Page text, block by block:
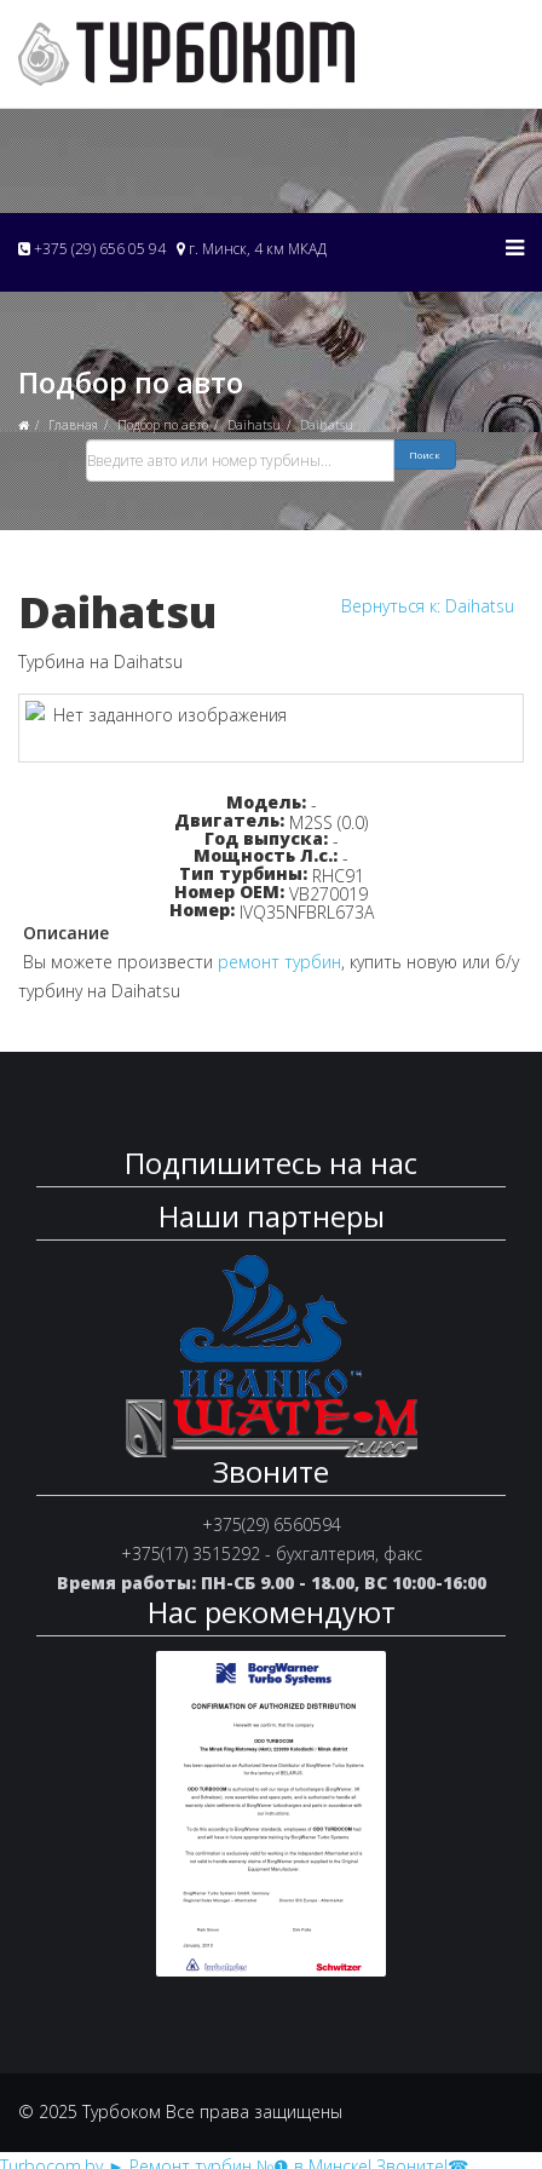
+375 (29) 656 05 94 г. Минск, 4 км МКАД
Подбор по авто
Главная Подбор по авто Daihatsu Daihatsu
Поиск
Вернуться к: Daihatsu
Daihatsu
Турбина на Daihatsu
Узнайте цену!
Модель: -
Двигатель: M2SS (0.0)
Год выпуска: -
Мощность Л.с.: -
Тип турбины: RHC91
Номер OEM: VB270019
Номер: IVQ35NFBRL673A
Описание
Вы можете произвести ремонт турбин, купить новую или б/у
турбину на Daihatsu
Подпишитесь на нас
Наши партнеры
Звоните
+375(29) 6560594
+375(17) 3515292 - бухгалтерия, факс
Время работы: ПН-СБ 9.00 - 18.00, ВС 10:00-16:00
Нас рекомендуют
© 2025 Турбоком Все права защищены